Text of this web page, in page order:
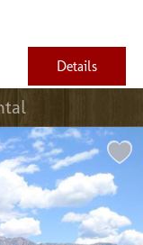
Details